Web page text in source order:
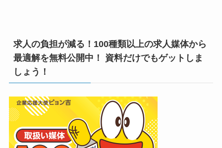
求人の負担が減る！100種類以上の求人媒体から
最適解を無料公開中！ 資料だけでもゲットしま
しょう！